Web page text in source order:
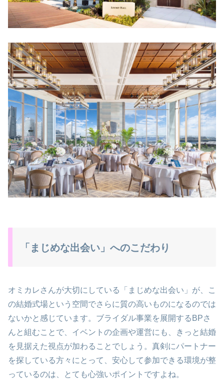
「まじめな出会い」へのこだわり
オミカレさんが大切にしている「まじめな出会い」が、こ
の結婚式場という空間でさらに質の高いものになるのでは
ないかと感じています。ブライダル事業を展開するBPさ
んと組むことで、イベントの企画や運営にも、きっと結婚
を見据えた視点が加わることでしょう。真剣にパートナー
を探している方々にとって、安心して参加できる環境が整
っているのは、とても心強いポイントですよね。